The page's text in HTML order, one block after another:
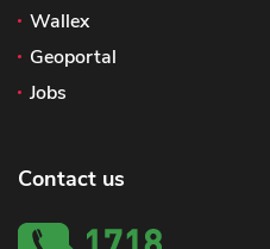
Wallex
Geoportal
Jobs
Contact us